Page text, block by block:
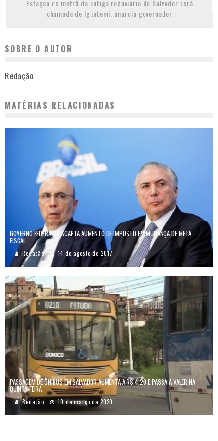
Estação de metrô da antiga rodoviária de Salvador será
chamada de Iguatemi, anuncia governador
SOBRE O AUTOR
Redação
MATÉRIAS RELACIONADAS
GOVERNO FEDERAL DESCARTA AUMENTO DE IMPOSTO EM MUDANÇA DE META
FISCAL
Redação 14 de agosto de 2017
PASSAGEM DE ÔNIBUS EM SALVADOR AUMENTA A R$ 4,20 E PASSA A VALER NA
QUINTA-FEIRA
Redação 10 de março de 2020